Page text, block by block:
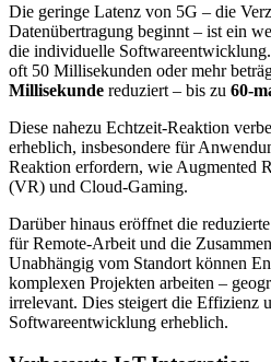
Die geringe Latenz von 5G – die
Datenübertragung beginnt – ist ein
die individuelle
oft 50 Millisekunden oder mehr
Millisekunde reduziert – bis zu 60-
Diese nahezu Echtzeit-Reaktion
erheblich, insbesondere für
Reaktion erfordern, wie Augmented
(VR) und Cloud-Gaming.
Darüber hinaus eröffnet die
für Remote-Arbeit und die
Unabhängig vom Standort können
komplexen Projekten arbeiten –
irrelevant. Dies steigert die Effizienz
Softwareentwicklung erheblich.